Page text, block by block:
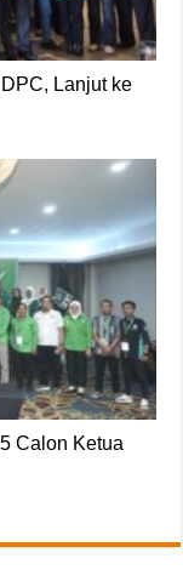
Lanjut ke
Calon Ketua